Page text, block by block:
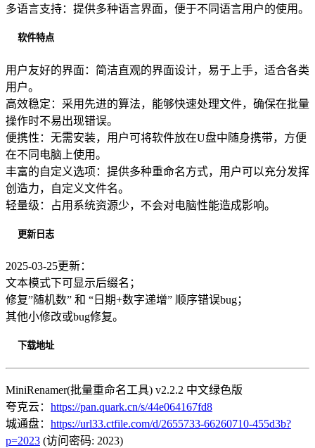
多语言支持：提供多种语言界面，便于不同语言用户的使用。
软件特点
用户友好的界面：简洁直观的界面设计，易于上手，适合各类
用户。
高效稳定：采用先进的算法，能够快速处理文件，确保在批量
操作时不易出现错误。
便携性：无需安装，用户可将软件放在U盘中随身携带，方便
在不同电脑上使用。
丰富的自定义选项：提供多种重命名方式，用户可以充分发挥
创造力，自定义文件名。
轻量级：占用系统资源少，不会对电脑性能造成影响。
更新日志
2025-03-25更新：
文本模式下可显示后缀名；
修复”随机数” 和 “日期+数字递增” 顺序错误bug；
其他小修改或bug修复。
下载地址
MiniRenamer(批量重命名工具) v2.2.2 中文绿色版
夸克云： https://pan.quark.cn/s/44e064167fd8
城通盘： https://url33.ctfile.com/d/2655733-66260710-455d3b?
p=2023 (访问密码: 2023)